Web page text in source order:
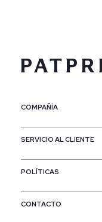
COMPAÑÍA
SERVICIO AL CLIENTE
POLÍTICAS
CONTACTO